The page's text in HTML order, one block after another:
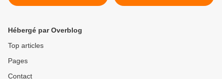
ne pas privatiser les
» ? par Jean Ortiz >
Hébergé par Overblog
Top articles
Pages
Contact